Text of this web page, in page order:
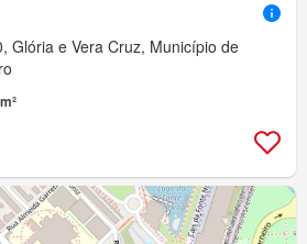
Glória e Vera Cruz, Município de